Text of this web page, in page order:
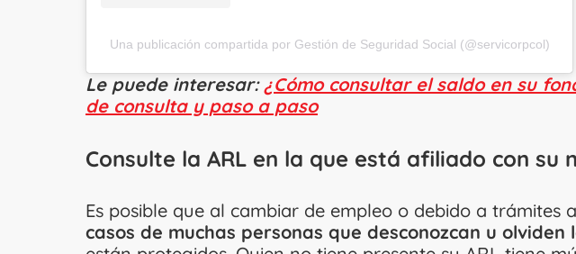
Una publicación compartida por Gestión de Seguridad Social (@servicorpcol)
Le puede interesar:¿Cómo consultar el saldo en su
de consulta y paso a paso
Consulte la ARL en la que está afiliado con su
Es posible que al cambiar de empleo o debido a trámites
casos de muchas personas que desconozcan u olviden